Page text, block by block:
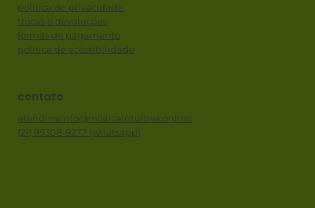
política de privacidade
trocas e devoluções
formas de pagamento
política de acessibilidade
contato
atendimento@misticaintuitiva.online
(21) 99308-9277 (whatsapp)